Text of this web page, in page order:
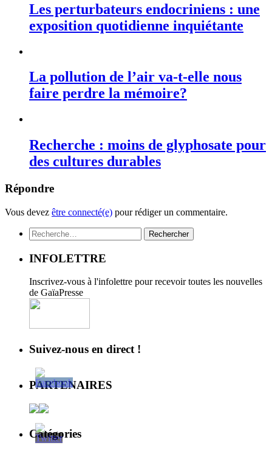
Les perturbateurs endocriniens : une
exposition quotidienne inquiétante
La pollution de l’air va-t-elle nous
faire perdre la mémoire?
Recherche : moins de glyphosate pour
des cultures durables
Répondre
Vous devez être connecté(e) pour rédiger un commentaire.
Rechercher :
INFOLETTRE
Inscrivez-vous à l'infolettre pour recevoir toutes les nouvelles
de GaïaPresse
Suivez-nous en direct !
PARTENAIRES
Catégories